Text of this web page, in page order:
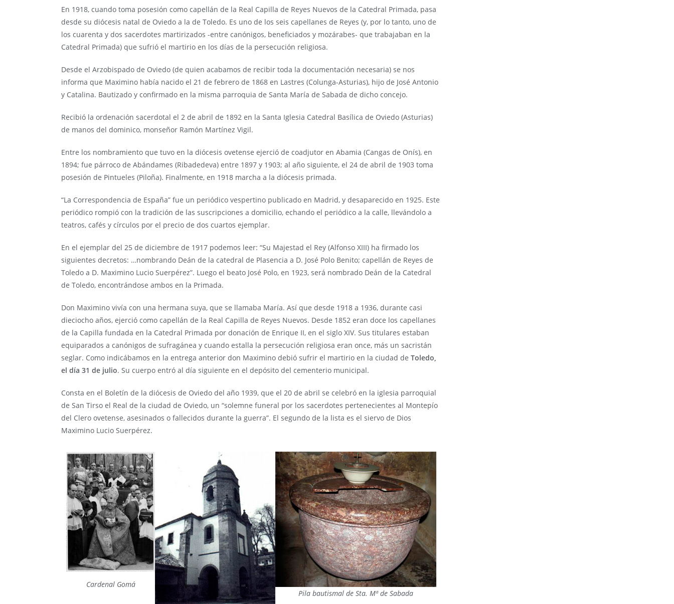
En 1918, cuando toma posesión como capellán de la Real Capilla de Reyes Nuevos de la Catedral Primada, pasa
desde su diócesis natal de Oviedo a la de Toledo. Es uno de los seis capellanes de Reyes (y, por lo tanto, uno de
los cuarenta y dos sacerdotes martirizados -entre canónigos, beneficiados y mozárabes- que trabajaban en la
Catedral Primada) que sufrió el martirio en los días de la persecución religiosa.
Desde el Arzobispado de Oviedo (de quien acabamos de recibir toda la documentación necesaria) se nos
informa que Maximino había nacido el 21 de febrero de 1868 en Lastres (Colunga-Asturias), hijo de José Antonio
y Catalina. Bautizado y confirmado en la misma parroquia de Santa María de Sabada de dicho concejo.
Recibió la ordenación sacerdotal el 2 de abril de 1892 en la Santa Iglesia Catedral Basílica de Oviedo (Asturias)
de manos del dominico, monseñor Ramón Martínez Vigil.
Entre los nombramiento que tuvo en la diócesis ovetense ejerció de coadjutor en Abamia (Cangas de Onís), en
1894; fue párroco de Abándames (Ribadedeva) entre 1897 y 1903; al año siguiente, el 24 de abril de 1903 toma
posesión de Pintueles (Piloña). Finalmente, en 1918 marcha a la diócesis primada.
“La Correspondencia de España” fue un periódico vespertino publicado en Madrid, y desaparecido en 1925. Este
periódico rompió con la tradición de las suscripciones a domicilio, echando el periódico a la calle, llevándolo a
teatros, cafés y círculos por el precio de dos cuartos ejemplar.
En el ejemplar del 25 de diciembre de 1917 podemos leer: “Su Majestad el Rey (Alfonso XIII) ha firmado los
siguientes decretos: …nombrando Deán de la catedral de Plasencia a D. José Polo Benito; capellán de Reyes de
Toledo a D. Maximino Lucio Suerpérez”. Luego el beato José Polo, en 1923, será nombrado Deán de la Catedral
de Toledo, encontrándose ambos en la Primada.
Don Maximino vivía con una hermana suya, que se llamaba María. Así que desde 1918 a 1936, durante casi
dieciocho años, ejerció como capellán de la Real Capilla de Reyes Nuevos. Desde 1852 eran doce los capellanes
de la Capilla fundada en la Catedral Primada por donación de Enrique II, en el siglo XIV. Sus titulares estaban
equiparados a canónigos de sufragánea y cuando estalla la persecución religiosa eran once, más un sacristán
seglar. Como indicábamos en la entrega anterior don Maximino debió sufrir el martirio en la ciudad de Toledo,
el día 31 de julio. Su cuerpo entró al día siguiente en el depósito del cementerio municipal.
Consta en el Boletín de la diócesis de Oviedo del año 1939, que el 20 de abril se celebró en la iglesia parroquial
de San Tirso el Real de la ciudad de Oviedo, un “solemne funeral por los sacerdotes pertenecientes al Montepío
del Clero ovetense, asesinados o fallecidos durante la guerra”. El segundo de la lista es el siervo de Dios
Maximino Lucio Suerpérez.
Cardenal Gomá
Pila bautismal de Sta. Mª de Sabada